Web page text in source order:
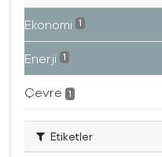
Ekonomi 1
Enerji 1
Çevre 1
Etiketler